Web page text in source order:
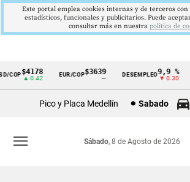
Cintillo
Colombia
$4178
▲ 0.42
EUR/COP$3639 DESEMPLEO9,9 %
▼ 0.30
Pico y Placa Medellín Sabado
Sábado, 8 de Agosto de 2026
menu
Este portal emplea cookies internas y de terceros con
estadísticos, funcionales y publicitarios. Puede
consultar más en nuestra politica de